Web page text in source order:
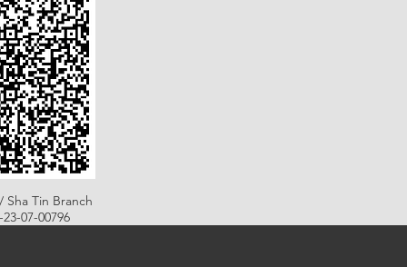
Sha Tin Branch
07-00796